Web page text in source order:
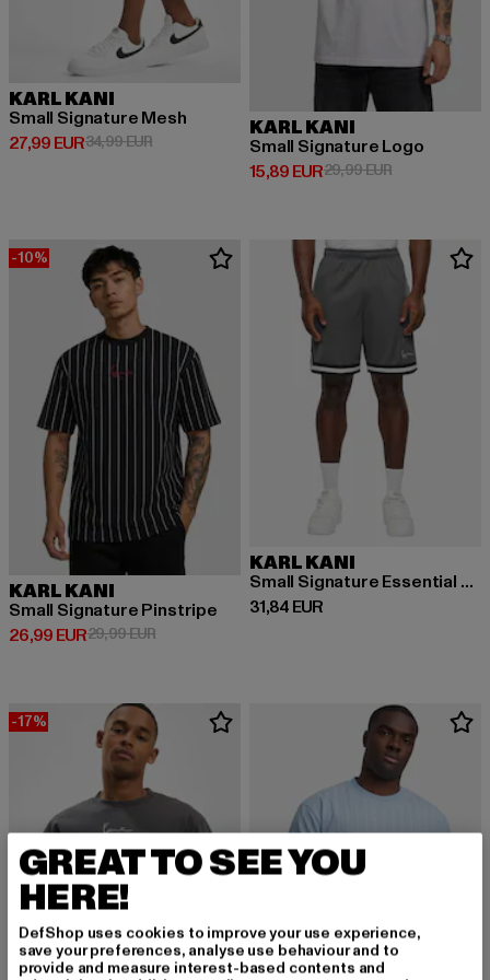
KARL KANI
Small Signature Mesh
27,99 EUR
Derzeitiger Preis: 27,99 EUR
34,99 EURAktionspreis: 34,99 EUR
KARL KANI
Small Signature Logo
15,89 EUR
Derzeitiger Preis: 15,89 EUR
29,99 EURAktionspreis:
-10%
KARL KANI
Small Signature Pinstripe
26,99 EUR
Derzeitiger Preis: 26,99 EUR
29,99 EURAktionspreis: 29,99 EUR
KARL KANI
Small Signature Essential Mesh
31,84 EUR
Derzeitiger Preis: 31,84 EUR
-17%
GREAT TO SEE YOU
HERE!
DefShop uses cookies to improve your use experience,
save your preferences, analyse use behaviour and to
provide and measure interest-based contents and